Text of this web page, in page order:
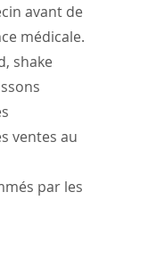
avant de
médicale.
shake
ventes au
par les